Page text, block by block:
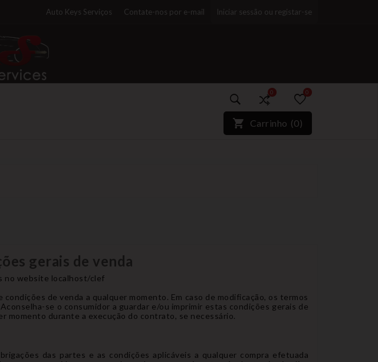
Auto Keys Serviços Contate-nos por e-mail Iniciar sessão ou registar-se
0
)*}
0
Carrinho (0)
gerais de venda
no website localhost/clef
de venda a qualquer momento. Em caso de modificação, os termos
se o consumidor a guardar e/ou imprimir estas condições gerais de
momento durante a execução do contrato, se necessário.
das partes e as condições aplicáveis a qualquer compra efetuada